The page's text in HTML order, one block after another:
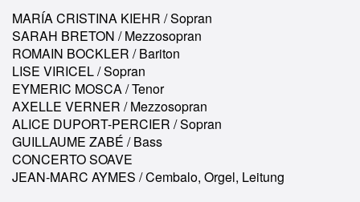
MARÍA CRISTINA KIEHR / Sopran
SARAH BRETON / Mezzosopran
ROMAIN BOCKLER / Bariton
LISE VIRICEL / Sopran
EYMERIC MOSCA / Tenor
AXELLE VERNER / Mezzosopran
ALICE DUPORT-PERCIER / Sopran
GUILLAUME ZABÉ / Bass
CONCERTO SOAVE
JEAN-MARC AYMES / Cembalo, Orgel, Leitung